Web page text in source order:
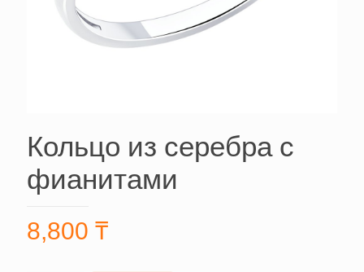
Кольцо из серебра с
фианитами
8,800 ₸